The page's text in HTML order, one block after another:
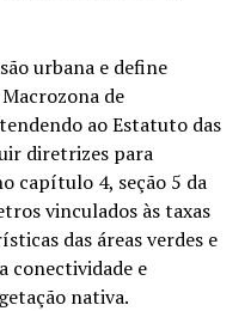
urbana e define
de
ao Estatuto das
diretrizes para
capítulo 4, seção 5 da
vinculados às taxas
das áreas verdes e
conectividade e
nativa.